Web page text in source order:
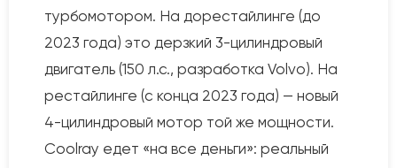
турбомотором. На дорестайлинге (до
2023 года) это дерзкий 3-цилиндровый
двигатель (150 л.с., разработка Volvo). На
рестайлинге (с конца 2023 года) — новый
4-цилиндровый мотор той же мощности.
Coolray едет «на все деньги»: реальный